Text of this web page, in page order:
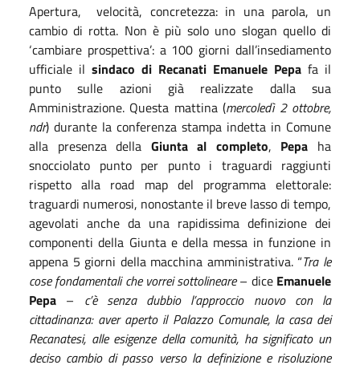
Apertura, velocità, concretezza: in una parola, un
cambio di rotta. Non è più solo uno slogan quello di
‘cambiare prospettiva’: a 100 giorni dall’insediamento
ufficiale il sindaco di Recanati Emanuele Pepa fa il
punto sulle azioni già realizzate dalla sua
Amministrazione. Questa mattina (mercoledì 2 ottobre,
ndr) durante la conferenza stampa indetta in Comune
alla presenza della Giunta al completo, Pepa ha
snocciolato punto per punto i traguardi raggiunti
rispetto alla road map del programma elettorale:
traguardi numerosi, nonostante il breve lasso di tempo,
agevolati anche da una rapidissima definizione dei
componenti della Giunta e della messa in funzione in
appena 5 giorni della macchina amministrativa. “Tra le
cose fondamentali che vorrei sottolineare– dice Emanuele
Pepa – c’è senza dubbio l’approccio nuovo con la
cittadinanza: aver aperto il Palazzo Comunale, la casa dei
Recanatesi, alle esigenze della comunità, ha significato un
deciso cambio di passo verso la definizione e risoluzione